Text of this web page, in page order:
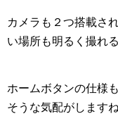
カメラも２つ搭載さ
い場所も明るく撮れ
ホームボタンの仕様
そうな気配がしますね